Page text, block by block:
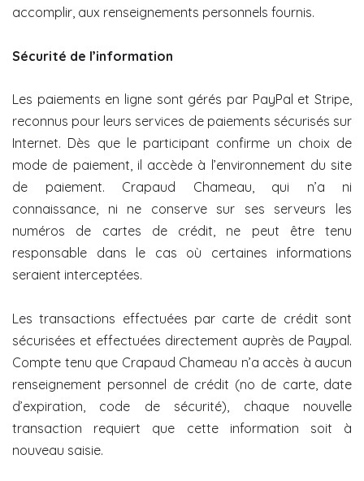
accomplir, aux renseignements personnels fournis.
Sécurité de l’information
Les paiements en ligne sont gérés par PayPal et Stripe,
reconnus pour leurs services de paiements sécurisés sur
Internet. Dès que le participant confirme un choix de
mode de paiement, il accède à l’environnement du site
de paiement. Crapaud Chameau, qui n’a ni
connaissance, ni ne conserve sur ses serveurs les
numéros de cartes de crédit, ne peut être tenu
responsable dans le cas où certaines informations
seraient interceptées.
Les transactions effectuées par carte de crédit sont
sécurisées et effectuées directement auprès de Paypal.
Compte tenu que Crapaud Chameau n’a accès à aucun
renseignement personnel de crédit (no de carte, date
d’expiration, code de sécurité), chaque nouvelle
transaction requiert que cette information soit à
nouveau saisie.